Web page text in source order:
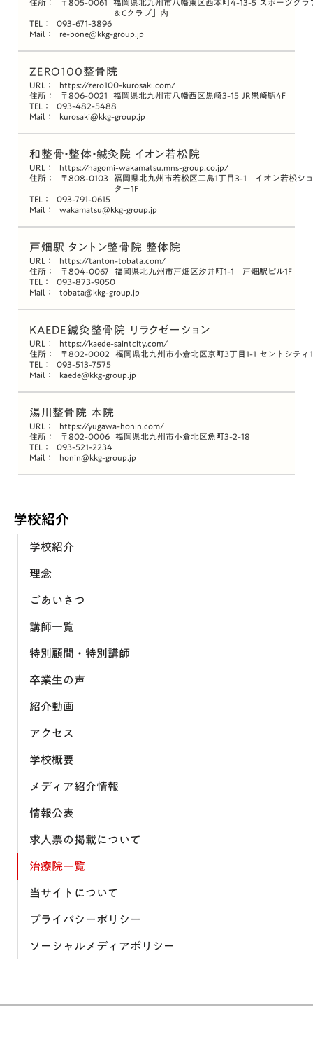
＆Cクラブ」内
TEL： 093-671-3896
Mail： re-bone@kkg-group.jp
ZERO100整骨院
URL： https://zero100-kurosaki.com/
住所： 〒806-0021 福岡県北九州市八幡西区黒崎3-15 JR黒崎駅4F
TEL： 093-482-5488
Mail： kurosaki@kkg-group.jp
和整骨・整体・鍼灸院 イオン若松院
URL： https://nagomi-wakamatsu.mns-group.co.jp/
住所： 〒808-0103 福岡県北九州市若松区二島1丁目3-1 イオン若松シ
ター1F
TEL： 093-791-0615
Mail： wakamatsu@kkg-group.jp
戸畑駅 タントン整骨院 整体院
URL： https://tanton-tobata.com/
住所： 〒804-0067 福岡県北九州市戸畑区汐井町1-1 戸畑駅ビル1F
TEL： 093-873-9050
Mail： tobata@kkg-group.jp
KAEDE鍼灸整骨院 リラクゼーション
URL： https://kaede-saintcity.com/
住所： 〒802-0002 福岡県北九州市小倉北区京町3丁目1-1 セントシティ
TEL： 093-513-7575
Mail： kaede@kkg-group.jp
湯川整骨院 本院
URL： https://yugawa-honin.com/
住所： 〒802-0006 福岡県北九州市小倉北区魚町3-2-18
TEL： 093-521-2234
Mail： honin@kkg-group.jp
学校紹介
学校紹介
理念
ごあいさつ
講師一覧
特別顧問・特別講師
卒業生の声
紹介動画
アクセス
学校概要
メディア紹介情報
情報公表
求人票の掲載について
治療院一覧
当サイトについて
プライバシーポリシー
ソーシャルメディアポリシー